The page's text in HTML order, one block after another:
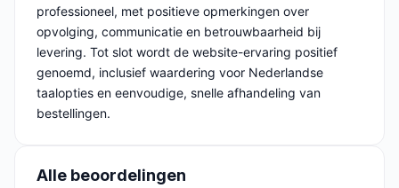
professioneel, met positieve opmerkingen over
opvolging, communicatie en betrouwbaarheid bij
levering. Tot slot wordt de website-ervaring positief
genoemd, inclusief waardering voor Nederlandse
taalopties en eenvoudige, snelle afhandeling van
bestellingen.
Alle beoordelingen